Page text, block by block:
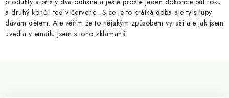
a druhý končil teď v červenci. Sice je to krátká doba ale ty sirupy
dávám dětem. Ale věřím že to nějakým způsobem vyraší ale jak jsem
uvedla v emailu jsem s toho zklamaná